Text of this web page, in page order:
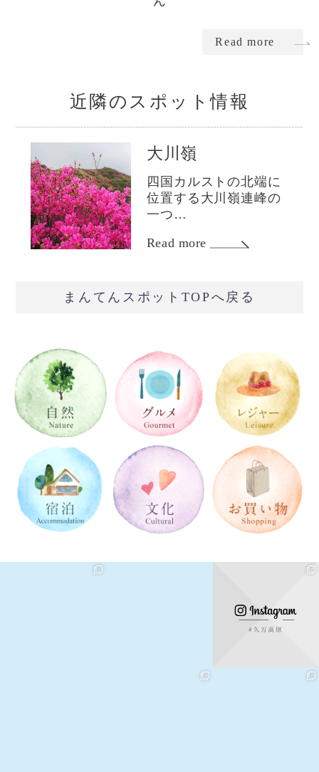
Read more
近隣のスポット情報
大川嶺
四国カルストの北端に
位置する大川嶺連峰の
一つ…
Read more
まんてんスポットTOPへ戻る